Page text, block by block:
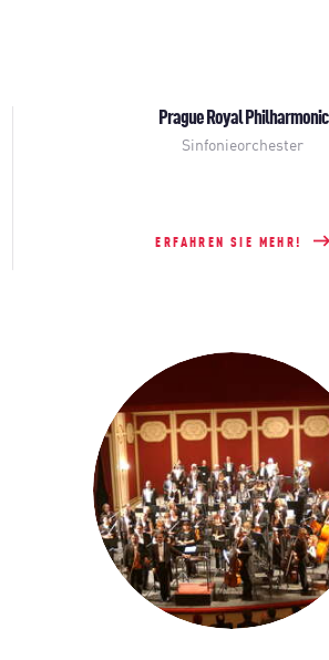
Prague Royal Philharmonic
Sinfonieorchester
ERFAHREN SIE MEHR!